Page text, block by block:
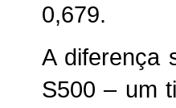
0,679.
A diferença
S500 – um